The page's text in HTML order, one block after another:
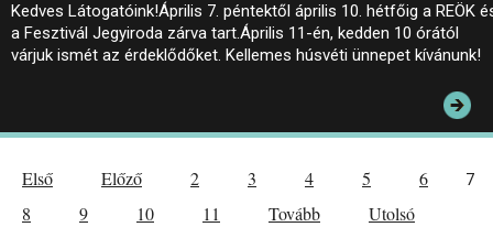
Kedves Látogatóink!Április 7. péntektől április 10. hétfőig a REÖK
a Fesztivál Jegyiroda zárva tart.Április 11-én, kedden 10 órától
várjuk ismét az érdeklődőket. Kellemes húsvéti ünnepet kívánunk!
Első Előző 2 3 4 5 6 7
8 9 10 11 Tovább Utolsó